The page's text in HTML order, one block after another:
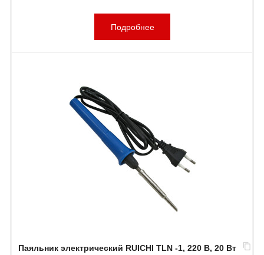
Подробнее
Паяльник электрический RUICHI TLN -1, 220 В, 20 Вт